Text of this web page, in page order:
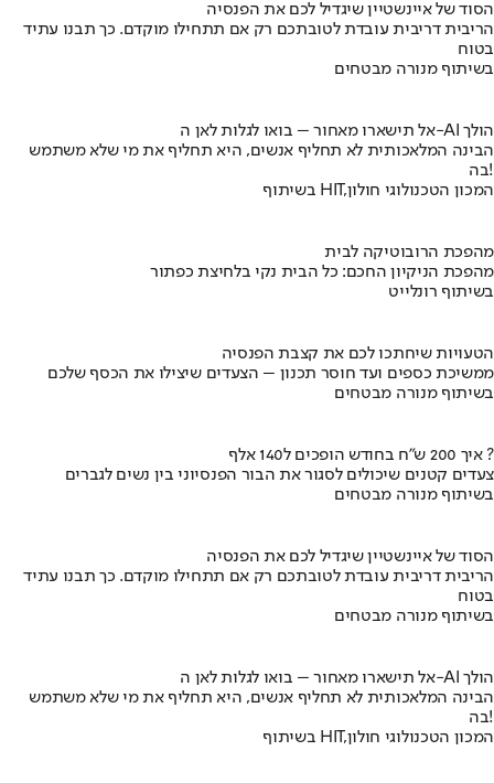
הסוד של איינשטיין שיגדיל לכם את הפנסיה
הריבית דריבית עובדת לטובתכם רק אם תתחילו מוקדם. כך תבנו עתיד
בטוח
בשיתוף מנורה מבטחים
אל תישארו מאחור – בואו לגלות לאן ה-AI הולך
הבינה המלאכותית לא תחליף אנשים, היא תחליף את מי שלא משתמש
בה!
בשיתוף HIT,המכון הטכנולוגי חולון
מהפכת הרובוטיקה לבית
מהפכת הניקיון החכם: כל הבית נקי בלחיצת כפתור
בשיתוף רונלייט
הטעויות שיחתכו לכם את קצבת הפנסיה
ממשיכת כספים ועד חוסר תכנון – הצעדים שיצילו את הכסף שלכם
בשיתוף מנורה מבטחים
איך 200 ש"ח בחודש הופכים ל140 אלף ?
צעדים קטנים שיכולים לסגור את הבור הפנסיוני בין נשים לגברים
בשיתוף מנורה מבטחים
הסוד של איינשטיין שיגדיל לכם את הפנסיה
הריבית דריבית עובדת לטובתכם רק אם תתחילו מוקדם. כך תבנו עתיד
בטוח
בשיתוף מנורה מבטחים
אל תישארו מאחור – בואו לגלות לאן ה-AI הולך
הבינה המלאכותית לא תחליף אנשים, היא תחליף את מי שלא משתמש
בה!
בשיתוף HIT,המכון הטכנולוגי חולון